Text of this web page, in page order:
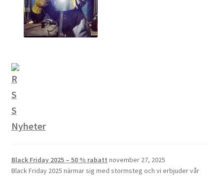
Nyheter
Black Friday 2025 – 50 % rabatt november 27, 2025
Black Friday 2025 närmar sig med stormsteg och vi erbjuder vår